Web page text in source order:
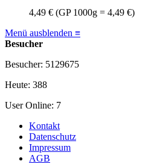
4,49 € (GP 1000g = 4,49 €)
Menü ausblenden ≡
Besucher
Besucher: 5129675
Heute: 388
User Online: 7
Kontakt
Datenschutz
Impressum
AGB